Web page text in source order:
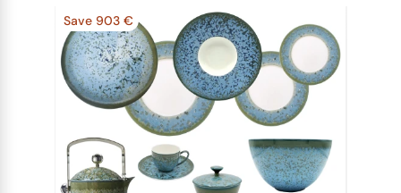
Save 903 €